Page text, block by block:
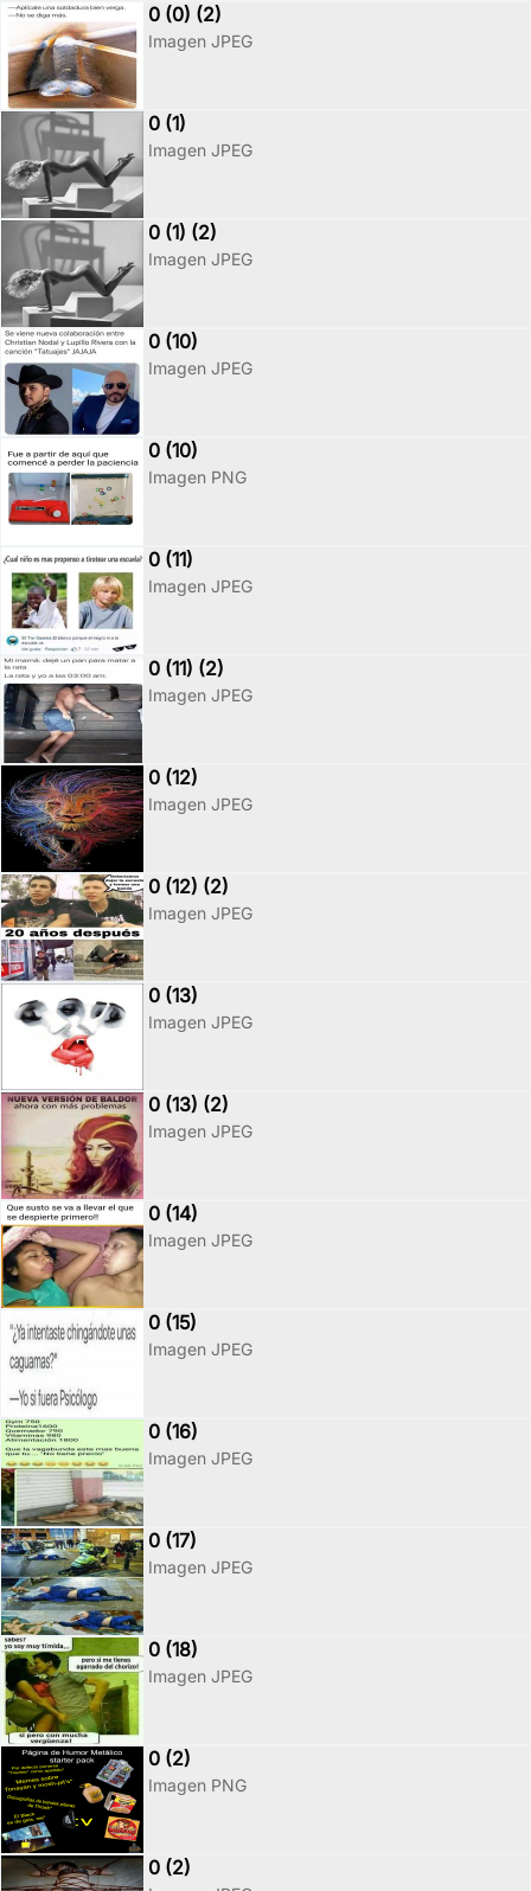
0 (0) (2)
Imagen JPEG
0 (1)
Imagen JPEG
0 (1) (2)
Imagen JPEG
0 (10)
Imagen JPEG
0 (10)
Imagen PNG
0 (11)
Imagen JPEG
0 (11) (2)
Imagen JPEG
0 (12)
Imagen JPEG
0 (12) (2)
Imagen JPEG
0 (13)
Imagen JPEG
0 (13) (2)
Imagen JPEG
0 (14)
Imagen JPEG
0 (15)
Imagen JPEG
0 (16)
Imagen JPEG
0 (17)
Imagen JPEG
0 (18)
Imagen JPEG
0 (2)
Imagen PNG
0 (2)